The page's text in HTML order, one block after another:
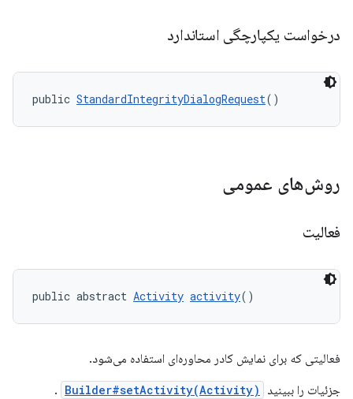
درخواست یکپارچگی استاندارد
public StandardIntegrityDialogRequest()
روش‌های عمومی
فعالیت
public abstract Activity activity()
فعالیتی که برای نمایش کادر محاوره‌ای استفاده می‌شود.
جزئیات را ببینید
Builder#setActivity(Activity)
.